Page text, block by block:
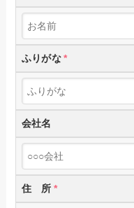
ふりがな*
会社名
住 所 *